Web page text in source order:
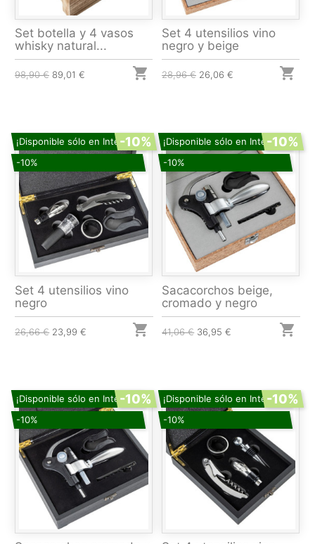
Set botella y 4 vasos
whisky natural...
98,90 € 89,01 € 
Set 4 utensilios vino
negro y beige
28,96 € 26,06 € 
¡Disponible sólo en Internet!
-10%
-10%
Set 4 utensilios vino
negro
26,66 € 23,99 € 
¡Disponible sólo en Internet!
-10%
-10%
Sacacorchos beige,
cromado y negro
41,06 € 36,95 € 
¡Disponible sólo en Internet!
-10%
-10%
¡Disponible sólo en Internet!
-10%
-10%